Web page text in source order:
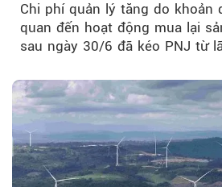
Chi phí quản lý tăng do khoản
quan đến hoạt động mua lại
sau ngày 30/6 đã kéo PNJ từ